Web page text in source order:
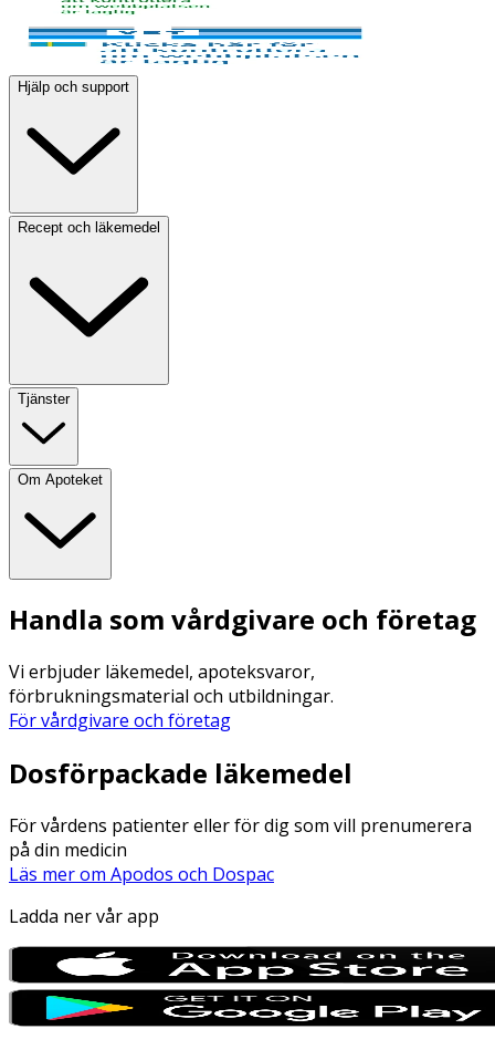
Hjälp och support
Recept och läkemedel
Tjänster
Om Apoteket
Handla som vårdgivare och företag
Vi erbjuder läkemedel, apoteksvaror,
förbrukningsmaterial och utbildningar.
För vårdgivare och företag
Dosförpackade läkemedel
För vårdens patienter eller för dig som vill prenumerera
på din medicin
Läs mer om Apodos och Dospac
Ladda ner vår app